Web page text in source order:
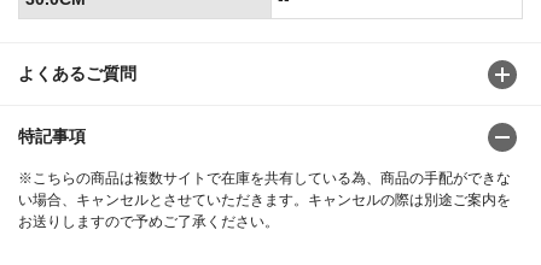
よくあるご質問
特記事項
※こちらの商品は複数サイトで在庫を共有している為、商品の手配ができな
い場合、キャンセルとさせていただきます。キャンセルの際は別途ご案内を
お送りしますので予めご了承ください。